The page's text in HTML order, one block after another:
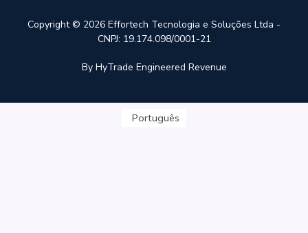
Copyright © 2026 Effortech Tecnologia e Soluções Ltda -
CNPJ: 19.174.098/0001-21
By HyTrade Engineered Revenue
Português